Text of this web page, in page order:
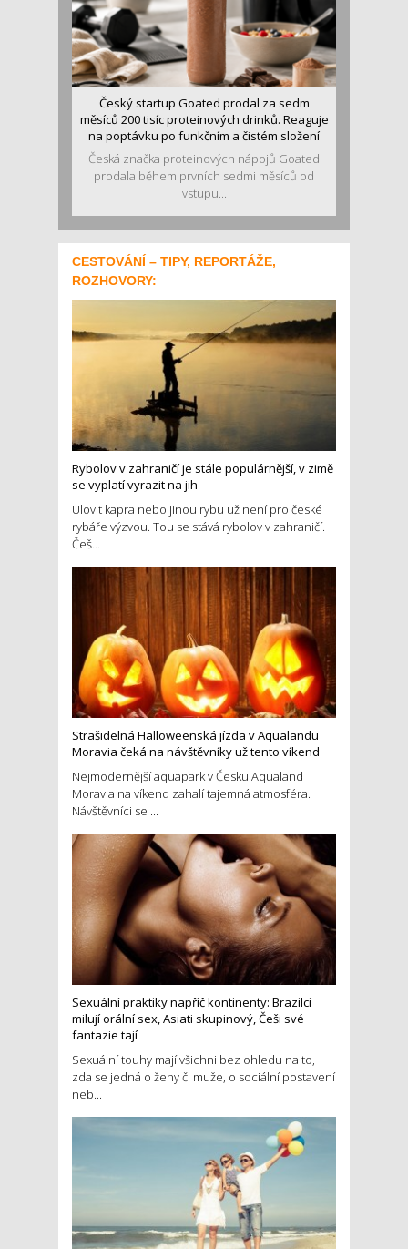
Český startup Goated prodal za sedm
měsíců 200 tisíc proteinových drinků. Reaguje
na poptávku po funkčním a čistém složení
Česká značka proteinových nápojů Goated
prodala během prvních sedmi měsíců od
vstupu...
CESTOVÁNÍ – TIPY, REPORTÁŽE,
ROZHOVORY:
Rybolov v zahraničí je stále populárnější, v zimě
se vyplatí vyrazit na jih
Ulovit kapra nebo jinou rybu už není pro české
rybáře výzvou. Tou se stává rybolov v zahraničí.
Češ...
Strašidelná Halloweenská jízda v Aqualandu
Moravia čeká na návštěvníky už tento víkend
Nejmodernější aquapark v Česku Aqualand
Moravia na víkend zahalí tajemná atmosféra.
Návštěvníci se ...
Sexuální praktiky napříč kontinenty: Brazilci
milují orální sex, Asiati skupinový, Češi své
fantazie tají
Sexuální touhy mají všichni bez ohledu na to,
zda se jedná o ženy či muže, o sociální postavení
neb...